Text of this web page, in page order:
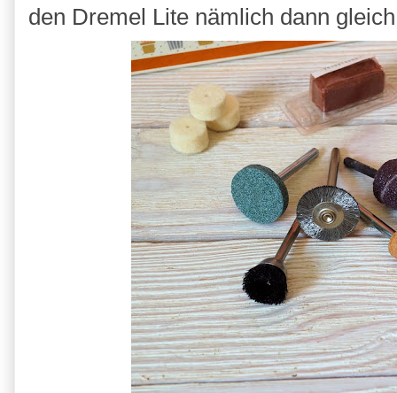
den Dremel Lite nämlich dann